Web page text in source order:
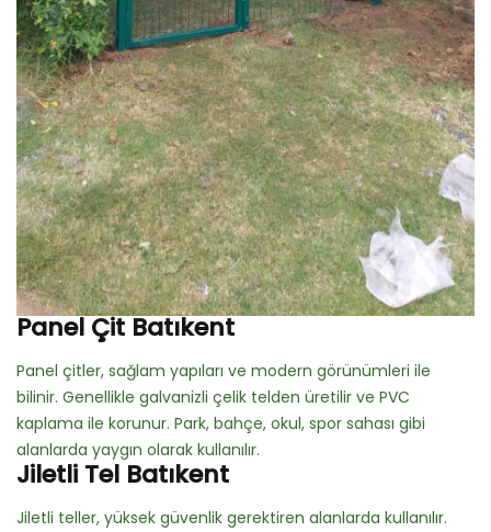
Panel Çit Batıkent
Panel çitler, sağlam yapıları ve modern görünümleri ile
bilinir. Genellikle galvanizli çelik telden üretilir ve PVC
kaplama ile korunur. Park, bahçe, okul, spor sahası gibi
alanlarda yaygın olarak kullanılır.
Jiletli Tel Batıkent
Jiletli teller, yüksek güvenlik gerektiren alanlarda kullanılır.